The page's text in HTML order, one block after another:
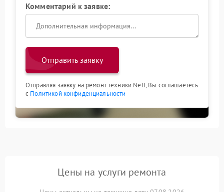
Комментарий к заявке:
Отправить заявку
Отправляя заявку на ремонт техники Neff, Вы соглашаетесь
с Политикой конфиденциальности
Цены на услуги ремонта